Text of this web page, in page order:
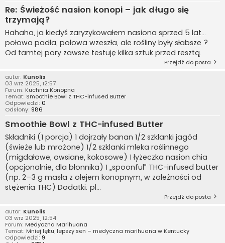
Re: Świeżość nasion konopi – jak długo się
trzymają?
Hahaha, ja kiedyś zaryzykowałem nasiona sprzed 5 lat…
połowa padła, połowa wzeszła, ale rośliny były słabsze ?
Od tamtej pory zawsze testuję kilka sztuk przed resztą.
Przejdź do posta
autor: Kunolis
03 wrz 2025, 12:57
Forum: Kuchnia Konopna
Temat: Smoothie Bowl z THC-infused Butter
Odpowiedzi: 0
Odsłony: 986
Smoothie Bowl z THC-infused Butter
Składniki (1 porcja) 1 dojrzały banan 1/2 szklanki jagód
(świeże lub mrożone) 1/2 szklanki mleka roślinnego
(migdałowe, owsiane, kokosowe) 1 łyżeczka nasion chia
(opcjonalnie, dla błonnika) 1 „spoonful” THC-infused butter
(np. 2–3 g masła z olejem konopnym, w zależności od
stężenia THC) Dodatki: pl...
Przejdź do posta
autor: Kunolis
03 wrz 2025, 12:54
Forum: Medyczna Marihuana
Temat: Mniej lęku, lepszy sen – medyczna marihuana w Kentucky
Odpowiedzi: 9